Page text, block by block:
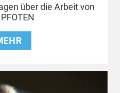
über die Arbeit von